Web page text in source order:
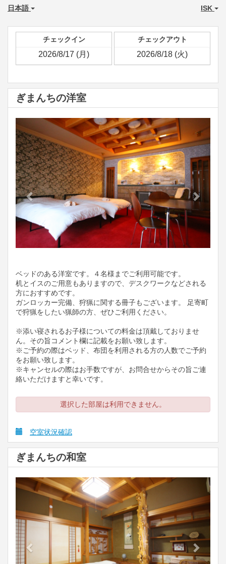
日本語 ISK
チェックイン チェックアウト
ぎまんちの洋室
Previous
ベッドのある洋室です。４名様までご利用可能です。
机とイスのご用意もありますので、デスクワークなどされる
方におすすめです。
ガンロッカー完備、狩猟に関する冊子もございます。 足寄町
で狩猟をしたい猟師の方、ぜひご利用ください。
※添い寝されるお子様についての料金は頂戴しておりませ
ん。その旨コメント欄に記載をお願い致します。
※ご予約の際はベッド、布団を利用される方の人数でご予約
をお願い致します。
※キャンセルの際はお手数ですが、お問合せからその旨ご連
絡いただけますと幸いです。
選択した部屋は利用できません。
空室状況確認
ぎまんちの和室
Previous Next